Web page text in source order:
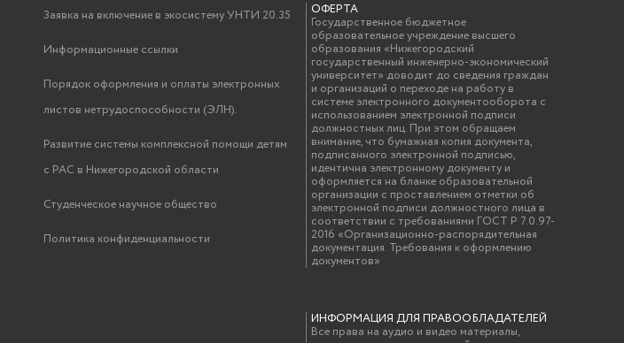
Заявка на включение в экосистему УНТИ 20.35
Информационные ссылки
Порядок оформления и оплаты электронных
листов нетрудоспособности (ЭЛН).
Развитие системы комплексной помощи детям
с РАС в Нижегородской области
Студенческое научное общество
Политика конфиденциальности
ОФЕРТА
Государственное бюджетное
образовательное учреждение высшего
образования «Нижегородский
государственный инженерно-экономический
университет» доводит до сведения граждан
и организаций о переходе на работу в
системе электронного документооборота с
использованием электронной подписи
должностных лиц. При этом обращаем
внимание, что бумажная копия документа,
подписанного электронной подписью,
идентична электронному документу и
оформляется на бланке образовательной
организации с проставлением отметки об
электронной подписи должностного лица в
соответствии с требованиями ГОСТ Р 7.0.97-
2016 «Организационно-распорядительная
документация. Требования к оформлению
документов»
ИНФОРМАЦИЯ ДЛЯ ПРАВООБЛАДАТЕЛЕЙ
Все права на аудио и видео материалы,